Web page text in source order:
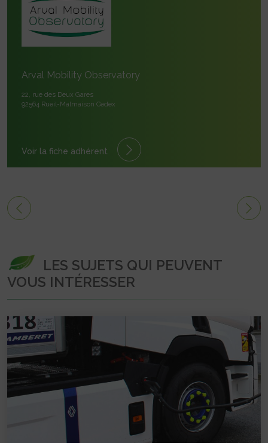
Arval Mobility Observatory
22, rue des Deux Gares
92564 Rueil-Malmaison Cedex
Voir la fiche adhérent
LES SUJETS QUI PEUVENT
VOUS INTÉRESSER